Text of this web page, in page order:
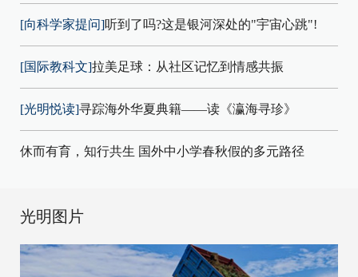
[向科学家提问]听到了吗?这是银河深处的"宇宙心跳"!
[国际教科文]拉美足球：从社区记忆到情感共振
[光明悦读]寻踪海外华夏典籍——读《瀛海寻珍》
休而有育，知行共生 国外中小学春秋假的多元路径
光明图片